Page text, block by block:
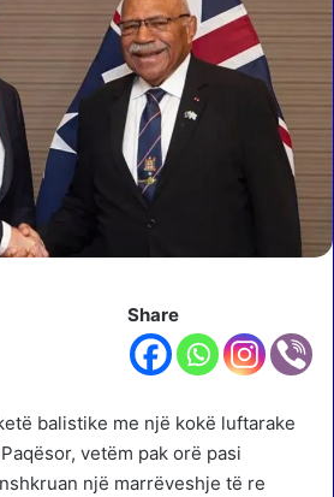
Share
balistike me një kokë luftarake
vetëm pak orë pasi
një marrëveshje të re